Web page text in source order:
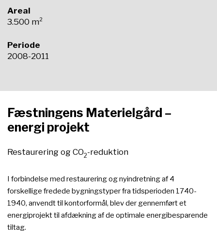
Areal
3.500 m²
Periode
2008-2011​
Fæstningens Materielgård –
energi projekt
Restaurering og CO2-reduktion​
I forbindelse med restaurering og nyindretning af 4
forskellige fredede bygningstyper fra tidsperioden 1740-
1940, anvendt til kontorformål, blev der gennemført et
energiprojekt til afdækning af de optimale energibesparende
tiltag.